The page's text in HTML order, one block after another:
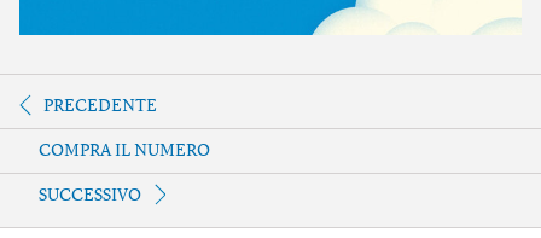
PRECEDENTE
COMPRA IL NUMERO
SUCCESSIVO